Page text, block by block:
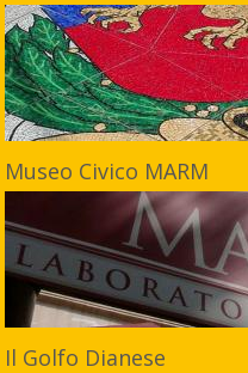
Museo Civico MARM
Il Golfo Dianese